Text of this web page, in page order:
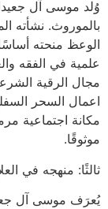
وُلد موسى آل
بالموروث. نشأته
الوعظ منحته
علمية في الفقه
مجال الرقية
اعمال السحر
مكانة اجتماعية
موثوقًا.
ثالثًا: منهجه في
يُعرَف موسى آل